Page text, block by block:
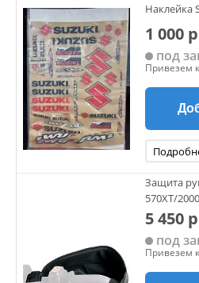
Наклейка
1 000
под
Привезем
Защита
570XT/
5 450
под
Привезем